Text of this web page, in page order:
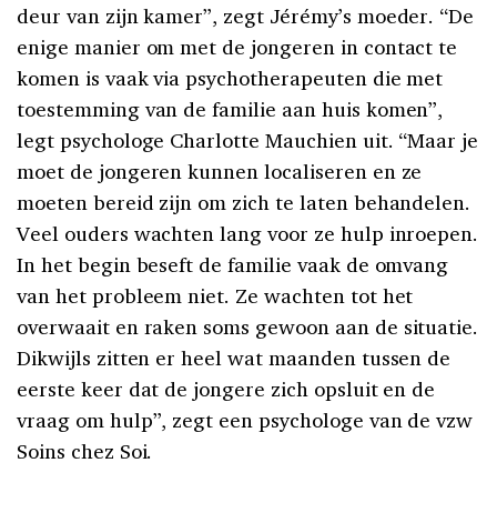
deur van zijn kamer”, zegt Jérémy’s moeder. “De
enige manier om met de jongeren in contact te
komen is vaak via psychotherapeuten die met
toestemming van de familie aan huis komen”,
legt psychologe Charlotte Mauchien uit. “Maar je
moet de jongeren kunnen localiseren en ze
moeten bereid zijn om zich te laten behandelen.
Veel ouders wachten lang voor ze hulp inroepen.
In het begin beseft de familie vaak de omvang
van het probleem niet. Ze wachten tot het
overwaait en raken soms gewoon aan de situatie.
Dikwijls zitten er heel wat maanden tussen de
eerste keer dat de jongere zich opsluit en de
vraag om hulp”, zegt een psychologe van de vzw
Soins chez Soi.